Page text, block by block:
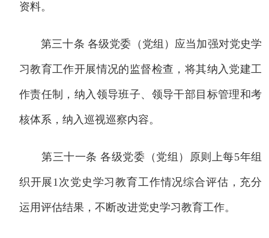
资料。
第三十条 各级党委（党组）应当加强对党史学
习教育工作开展情况的监督检查，将其纳入党建工
作责任制，纳入领导班子、领导干部目标管理和考
核体系，纳入巡视巡察内容。
第三十一条 各级党委（党组）原则上每5年组
织开展1次党史学习教育工作情况综合评估，充分
运用评估结果，不断改进党史学习教育工作。